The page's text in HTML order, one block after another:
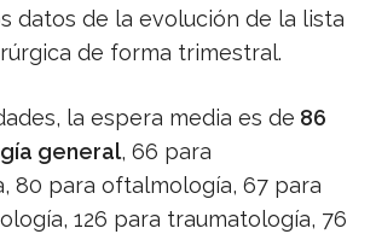
datos de la evolución de la lista
de forma trimestral.
la espera media es de 86
general, 66 para
80 para oftalmología, 67 para
126 para traumatología, 76